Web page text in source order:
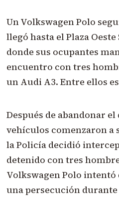
Un Volkswagen Polo
llegó hasta el Plaza
donde sus ocupantes
encuentro con tres
un Audi A3. Entre ellos
Después de abandonar
vehículos comenzaron a
la Policía decidió
detenido con tres
Volkswagen Polo intentó
una persecución